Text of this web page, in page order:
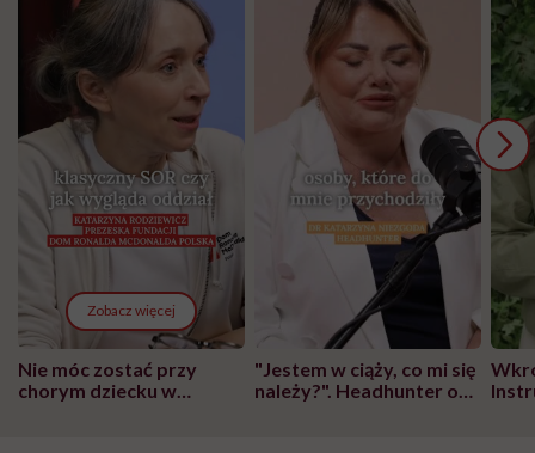
Zobacz więcej
Nie móc zostać przy
chorym dziecku w
"Jestem w ciąży, co mi się
należy?". Headhunter o